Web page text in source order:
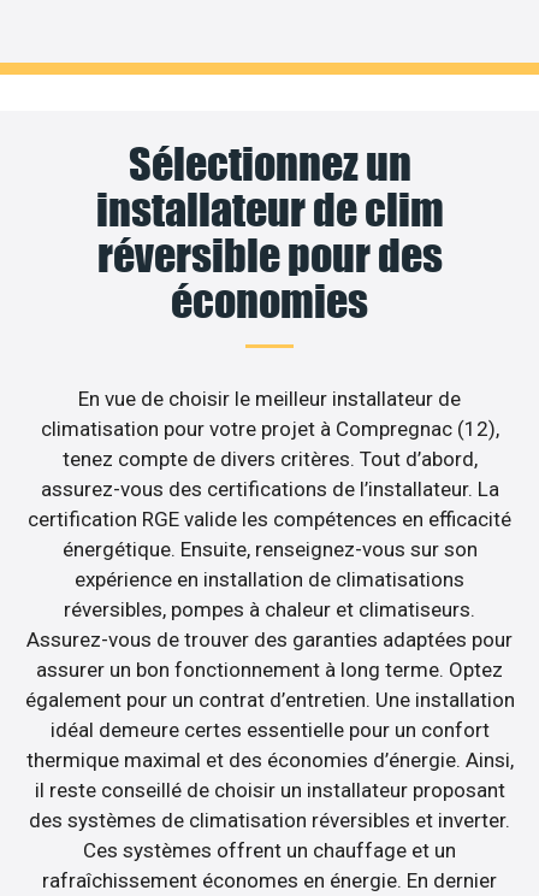
Sélectionnez un
installateur de clim
réversible pour des
économies
En vue de choisir le meilleur installateur de
climatisation pour votre projet à Compregnac (12),
tenez compte de divers critères. Tout d’abord,
assurez-vous des certifications de l’installateur. La
certification RGE valide les compétences en efficacité
énergétique. Ensuite, renseignez-vous sur son
expérience en installation de climatisations
réversibles, pompes à chaleur et climatiseurs.
Assurez-vous de trouver des garanties adaptées pour
assurer un bon fonctionnement à long terme. Optez
également pour un contrat d’entretien. Une installation
idéal demeure certes essentielle pour un confort
thermique maximal et des économies d’énergie. Ainsi,
il reste conseillé de choisir un installateur proposant
des systèmes de climatisation réversibles et inverter.
Ces systèmes offrent un chauffage et un
rafraîchissement économes en énergie. En dernier